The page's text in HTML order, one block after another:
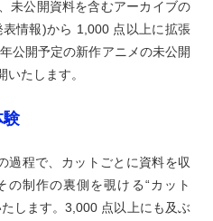
未公開資料を含むアーカイブの
情報)から 1,000 点以上に拡張
公開予定の新作アニメの未公開
たします。
験
過程で、カットごとに資料を収
制作の裏側を覗ける“カット
します。3,000 点以上にも及ぶ